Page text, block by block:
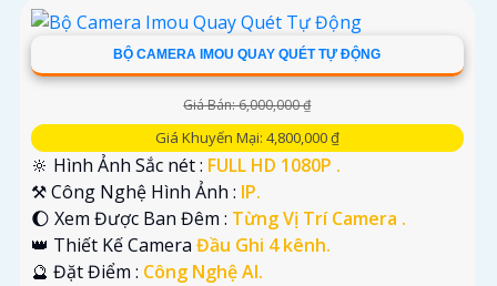
BỘ CAMERA IMOU QUAY QUÉT TỰ ĐỘNG
Giá Bán: 6,000,000 ₫
Giá Khuyến Mại: 4,800,000 ₫
🔆 Hình Ảnh Sắc nét : FULL HD 1080P .
⚒ Công Nghệ Hình Ảnh : IP.
🌔 Xem Được Ban Đêm : Từng Vị Trí Camera .
👑 Thiết Kế Camera Đầu Ghi 4 kênh.
️🔮 Đặt Điểm : Công Nghệ AI.